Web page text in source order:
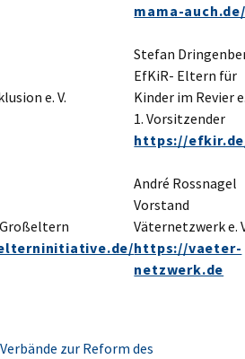
mama-auch.de/
e. V.
Stefan
EfKiR- Eltern für
Kinder im Revier
1. Vorsitzender
https://
André Rossnagel
Vorstand
Väternetzwerk e.
https://vaeter-
netzwerk.de
zur Reform des